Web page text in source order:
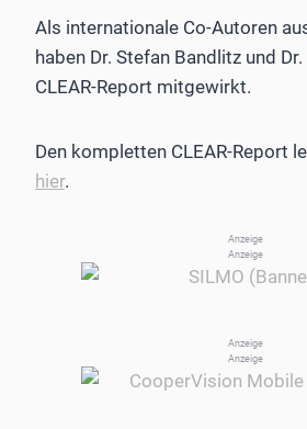
Als internationale Co-Autoren
haben Dr. Stefan Bandlitz und
CLEAR-Report mitgewirkt.
Den kompletten CLEAR-Report
hier.
Anzeige
Anzeige
Anzeige
Anzeige